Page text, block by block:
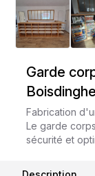
Garde
Fabrication
Le garde
sécurité et